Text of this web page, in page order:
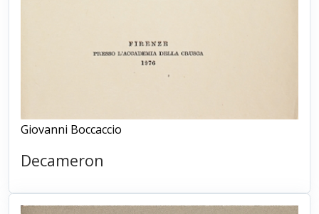
Giovanni Boccaccio
Decameron